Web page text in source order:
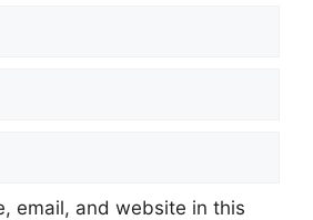
email, and website in this